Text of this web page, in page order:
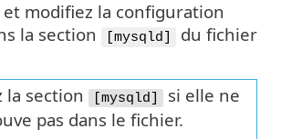
et modifiez la configuration
la section
[mysqld]
du fichier
la section [mysqld]
si elle ne
pas dans le fichier.